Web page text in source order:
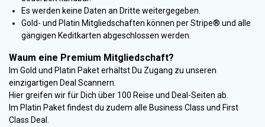
Es werden keine Daten an Dritte weitergegeben.
Gold- und Platin Mitgliedschaften können per Stripe® und alle
gängigen Keditkarten abgeschlossen werden.
Waum eine Premium Mitgliedschaft?
Im Gold und Platin Paket erhältst Du Zugang zu unseren
einzigartigen Deal Scannern.
Hier greifen wir für Dich über 100 Reise und Deal-Seiten ab.
Im Platin Paket findest du zudem alle Business Class und First
Class Deal.